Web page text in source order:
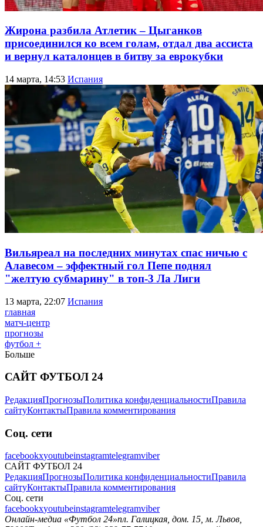
Жирона разбила Атлетик – Цыганков
присоединился ко всем голам, отдал два ассиста
и вернул каталонцев в битву за еврокубки
14 марта, 14:53 Испания
Вильяреал на последних минутах спас ничью с
Алавесом – эффектный гол Пепе поднял
"желтую субмарину" в топ-3 Ла Лиги
13 марта, 22:07 Испания
главная
матч-центр
прогнозы
футбол +
Больше
САЙТ ФУТБОЛ 24
РедакцияПрогнозыПолитика конфиденциальностиПравила
сайтуКонтактыПравила комментирования
Соц. сети
facebookxyoutubeinstagramtelegramviber
САЙТ ФУТБОЛ 24
РедакцияПрогнозыПолитика конфиденциальностиПравила
сайтуКонтактыПравила комментирования
Соц. сети
facebookxyoutubeinstagramtelegramviber
Онлайн-медиа «Футбол 24»пл. Галицкая, дом. 15, м. Львов,